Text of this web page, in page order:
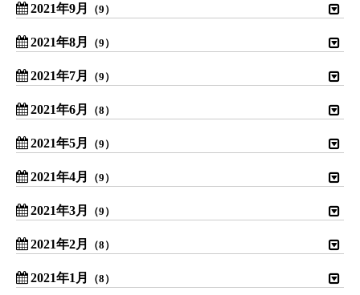
2021年9月 （9）
2021年8月 （9）
2021年7月 （9）
2021年6月 （8）
2021年5月 （9）
2021年4月 （9）
2021年3月 （9）
2021年2月 （8）
2021年1月 （8）